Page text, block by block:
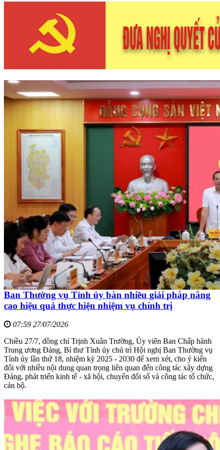
Ban Thường vụ Tỉnh ủy bàn nhiều giải pháp nâng
cao hiệu quả thực hiện nhiệm vụ chính trị
07:59 27/07/2026
Chiều 27/7, đồng chí Trịnh Xuân Trường, Ủy viên Ban Chấp hành
Trung ương Đảng, Bí thư Tỉnh ủy chủ trì Hội nghị Ban Thường vụ
Tỉnh ủy lần thứ 18, nhiệm kỳ 2025 - 2030 để xem xét, cho ý kiến
đối với nhiều nội dung quan trọng liên quan đến công tác xây dựng
Đảng, phát triển kinh tế - xã hội, chuyển đổi số và công tác tổ chức,
cán bộ.